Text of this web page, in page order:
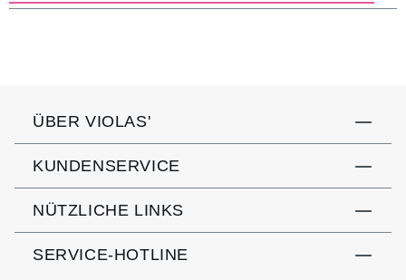
ÜBER VIOLAS'
KUNDENSERVICE
NÜTZLICHE LINKS
SERVICE-HOTLINE